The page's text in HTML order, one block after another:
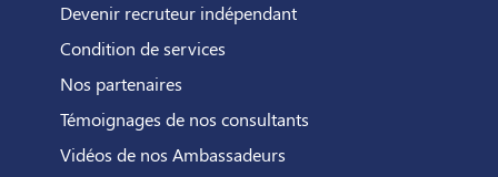
Devenir recruteur indépendant
Condition de services
Nos partenaires
Témoignages de nos consultants
Vidéos de nos Ambassadeurs